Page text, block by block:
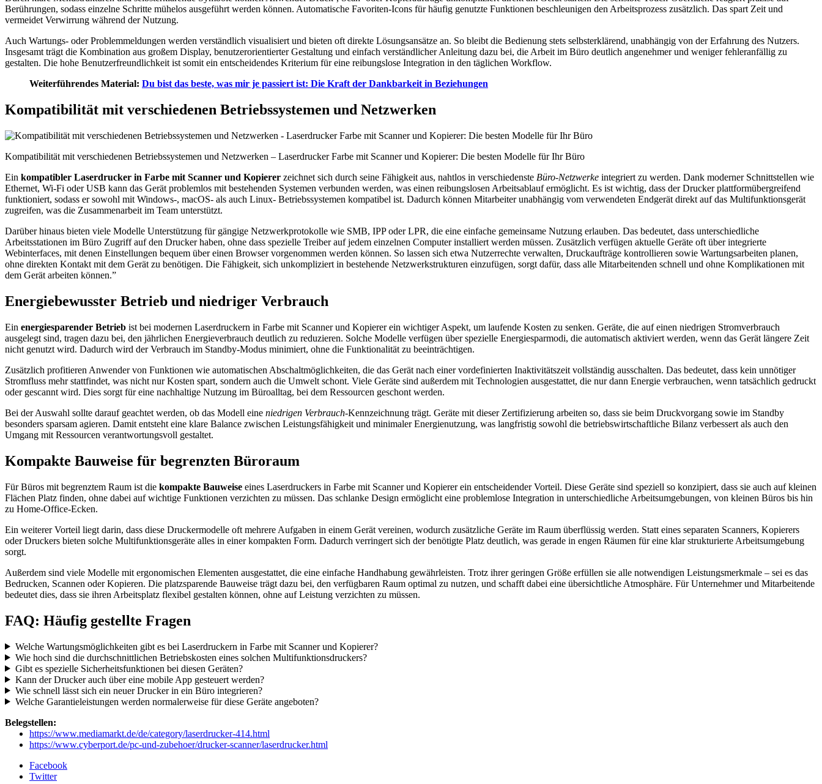
Berührungen, sodass einzelne Schritte mühelos ausgeführt werden können. Automatische Favoriten-Icons für häufig genutzte Funktionen beschleunigen den Arbeitsprozess zusätzlich. Das spart Zeit und
vermeidet Verwirrung während der Nutzung.
Auch Wartungs- oder Problemmeldungen werden verständlich visualisiert und bieten oft direkte Lösungsansätze an. So bleibt die Bedienung stets selbsterklärend, unabhängig von der Erfahrung des Nutzers.
Insgesamt trägt die Kombination aus großem Display, benutzerorientierter Gestaltung und einfach verständlicher Anleitung dazu bei, die Arbeit im Büro deutlich angenehmer und weniger fehleranfällig zu
gestalten. Die hohe Benutzerfreundlichkeit ist somit ein entscheidendes Kriterium für eine reibungslose Integration in den täglichen Workflow.
Weiterführendes Material: Du bist das beste, was mir je passiert ist: Die Kraft der Dankbarkeit in Beziehungen
Kompatibilität mit verschiedenen Betriebssystemen und Netzwerken
Kompatibilität mit verschiedenen Betriebssystemen und Netzwerken – Laserdrucker Farbe mit Scanner und Kopierer: Die besten Modelle für Ihr Büro
Ein kompatibler Laserdrucker in Farbe mit Scanner und Kopierer zeichnet sich durch seine Fähigkeit aus, nahtlos in verschiedenste Büro-Netzwerke integriert zu werden. Dank moderner Schnittstellen wie
Ethernet, Wi-Fi oder USB kann das Gerät problemlos mit bestehenden Systemen verbunden werden, was einen reibungslosen Arbeitsablauf ermöglicht. Es ist wichtig, dass der Drucker plattformübergreifend
funktioniert, sodass er sowohl mit Windows-, macOS- als auch Linux- Betriebssystemen kompatibel ist. Dadurch können Mitarbeiter unabhängig vom verwendeten Endgerät direkt auf das Multifunktionsgerät
zugreifen, was die Zusammenarbeit im Team unterstützt.
Darüber hinaus bieten viele Modelle Unterstützung für gängige Netzwerkprotokolle wie SMB, IPP oder LPR, die eine einfache gemeinsame Nutzung erlauben. Das bedeutet, dass unterschiedliche
Arbeitsstationen im Büro Zugriff auf den Drucker haben, ohne dass spezielle Treiber auf jedem einzelnen Computer installiert werden müssen. Zusätzlich verfügen aktuelle Geräte oft über integrierte
Webinterfaces, mit denen Einstellungen bequem über einen Browser vorgenommen werden können. So lassen sich etwa Nutzerrechte verwalten, Druckaufträge kontrollieren sowie Wartungsarbeiten planen,
ohne direkten Kontakt mit dem Gerät zu benötigen. Die Fähigkeit, sich unkompliziert in bestehende Netzwerkstrukturen einzufügen, sorgt dafür, dass alle Mitarbeitenden schnell und ohne Komplikationen mit
dem Gerät arbeiten können.”
Energiebewusster Betrieb und niedriger Verbrauch
Ein energiesparender Betrieb ist bei modernen Laserdruckern in Farbe mit Scanner und Kopierer ein wichtiger Aspekt, um laufende Kosten zu senken. Geräte, die auf einen niedrigen Stromverbrauch
ausgelegt sind, tragen dazu bei, den jährlichen Energieverbrauch deutlich zu reduzieren. Solche Modelle verfügen über spezielle Energiesparmodi, die automatisch aktiviert werden, wenn das Gerät längere Zeit
nicht genutzt wird. Dadurch wird der Verbrauch im Standby-Modus minimiert, ohne die Funktionalität zu beeinträchtigen.
Zusätzlich profitieren Anwender von Funktionen wie automatischen Abschaltmöglichkeiten, die das Gerät nach einer vordefinierten Inaktivitätszeit vollständig ausschalten. Das bedeutet, dass kein unnötiger
Stromfluss mehr stattfindet, was nicht nur Kosten spart, sondern auch die Umwelt schont. Viele Geräte sind außerdem mit Technologien ausgestattet, die nur dann Energie verbrauchen, wenn tatsächlich gedruckt
oder gescannt wird. Dies sorgt für eine nachhaltige Nutzung im Büroalltag, bei dem Ressourcen geschont werden.
Bei der Auswahl sollte darauf geachtet werden, ob das Modell eine niedrigen Verbrauch-Kennzeichnung trägt. Geräte mit dieser Zertifizierung arbeiten so, dass sie beim Druckvorgang sowie im Standby
besonders sparsam agieren. Damit entsteht eine klare Balance zwischen Leistungsfähigkeit und minimaler Energienutzung, was langfristig sowohl die betriebswirtschaftliche Bilanz verbessert als auch den
Umgang mit Ressourcen verantwortungsvoll gestaltet.
Kompakte Bauweise für begrenzten Büroraum
Für Büros mit begrenztem Raum ist die kompakte Bauweise eines Laserdruckers in Farbe mit Scanner und Kopierer ein entscheidender Vorteil. Diese Geräte sind speziell so konzipiert, dass sie auch auf kleinen
Flächen Platz finden, ohne dabei auf wichtige Funktionen verzichten zu müssen. Das schlanke Design ermöglicht eine problemlose Integration in unterschiedliche Arbeitsumgebungen, von kleinen Büros bis hin
zu Home-Office-Ecken.
Ein weiterer Vorteil liegt darin, dass diese Druckermodelle oft mehrere Aufgaben in einem Gerät vereinen, wodurch zusätzliche Geräte im Raum überflüssig werden. Statt eines separaten Scanners, Kopierers
oder Druckers bieten solche Multifunktionsgeräte alles in einer kompakten Form. Dadurch verringert sich der benötigte Platz deutlich, was gerade in engen Räumen für eine klar strukturierte Arbeitsumgebung
sorgt.
Außerdem sind viele Modelle mit ergonomischen Elementen ausgestattet, die eine einfache Handhabung gewährleisten. Trotz ihrer geringen Größe erfüllen sie alle notwendigen Leistungsmerkmale – sei es das
Bedrucken, Scannen oder Kopieren. Die platzsparende Bauweise trägt dazu bei, den verfügbaren Raum optimal zu nutzen, und schafft dabei eine übersichtliche Atmosphäre. Für Unternehmer und Mitarbeitende
bedeutet dies, dass sie ihren Arbeitsplatz flexibel gestalten können, ohne auf Leistung verzichten zu müssen.
FAQ: Häufig gestellte Fragen
Welche Wartungsmöglichkeiten gibt es bei Laserdruckern in Farbe mit Scanner und Kopierer?
Wie hoch sind die durchschnittlichen Betriebskosten eines solchen Multifunktionsdruckers?
Gibt es spezielle Sicherheitsfunktionen bei diesen Geräten?
Kann der Drucker auch über eine mobile App gesteuert werden?
Wie schnell lässt sich ein neuer Drucker in ein Büro integrieren?
Welche Garantieleistungen werden normalerweise für diese Geräte angeboten?
Belegstellen:
https://www.mediamarkt.de/de/category/laserdrucker-414.html
https://www.cyberport.de/pc-und-zubehoer/drucker-scanner/laserdrucker.html
Facebook
Twitter